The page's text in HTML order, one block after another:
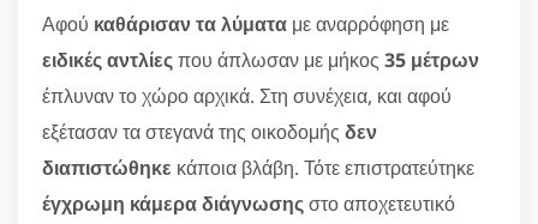
Αφού καθάρισαν τα λύματα με αναρρόφηση με
ειδικές αντλίεςπου άπλωσαν με μήκος 35 μέτρων
έπλυναν το χώρο αρχικά. Στη συνέχεια, και αφού
εξέτασαν τα στεγανά της οικοδομής δεν
διαπιστώθηκε κάποια βλάβη. Τότε επιστρατεύτηκε
έγχρωμη κάμερα διάγνωσηςστο αποχετευτικό